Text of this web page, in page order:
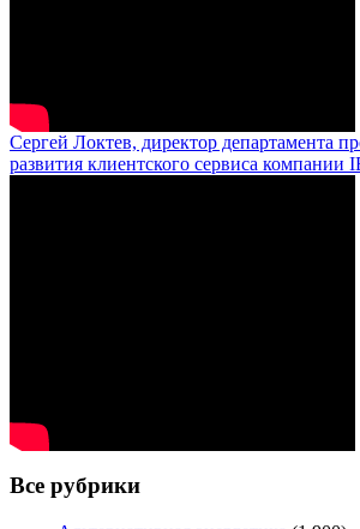
Сергей Локтев, директор департамента
развития клиентского сервиса компании
Все рубрики